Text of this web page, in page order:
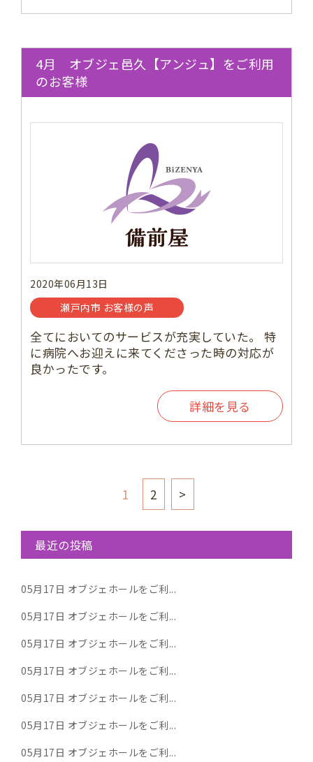
4月 オブジェ邑久【アンジュ】をご利用
のお客様
2020年06月13日
瀬戸内市 お客様の声
全てにおいてのサービスが充実していた。 特
に病院へお迎えに来てくださった時の対応が
良かったです。
詳細を見る
1 2 >
最近の投稿
05月17日 オブジェホールをご利...
05月17日 オブジェホールをご利...
05月17日 オブジェホールをご利...
05月17日 オブジェホールをご利...
05月17日 オブジェホールをご利...
05月17日 オブジェホールをご利...
05月17日 オブジェホールをご利...